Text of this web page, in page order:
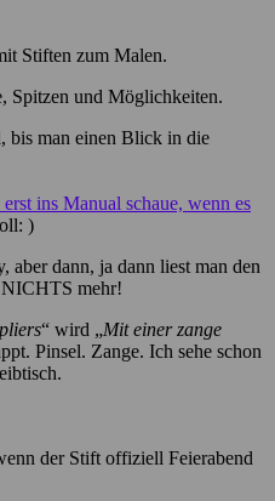
Stiften zum Malen.
Spitzen und Möglichkeiten.
bis man einen Blick in die
ins Manual schaue, wenn es
)
aber dann, ja dann liest man den
mehr!
“ wird „Mit einer zange
Pinsel. Zange. Ich sehe schon
der Stift offiziell Feierabend